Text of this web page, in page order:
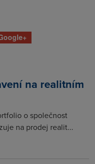
na realitním
o společnost
na prodej realit...